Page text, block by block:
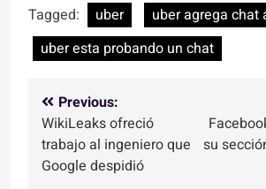
Tagged:
uber
uber agrega chat
uber esta probando un chat
Navegación
de
entradas
Previous:
WikiLeaks ofreció
trabajo al ingeniero que
Google despidió
su